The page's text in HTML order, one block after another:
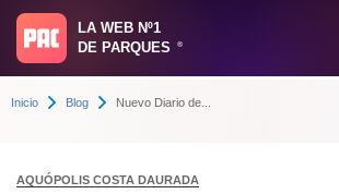
LA WEB Nº1
DE PARQUES
®
Inicio Blog Nuevo Diario de...
AQUÓPOLIS COSTA DAURADA